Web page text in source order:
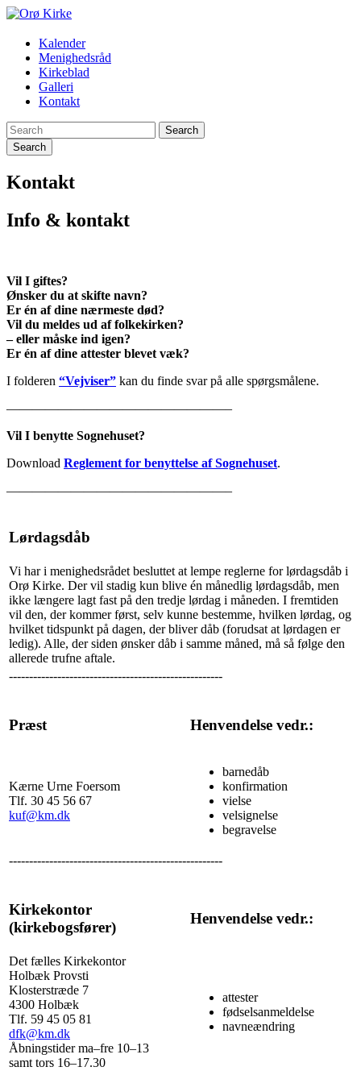
Orø
Kirke
Besøg
Kirke
online:
liste
gudstjenester,
og
Kalender
Menighedsråd
Kirkeblad
Galleri
Kontakt
Search
Kontakt
Info & kontakt
Vil I giftes?
Ønsker du at skifte navn?
Er én af dine nærmeste død?
Vil du meldes ud af folkekirken?
– eller måske ind igen?
Er én af dine attester blevet væk?
I folderen “Vejviser” kan du finde svar på alle spørgsmålene.
—————————————————–
Vil I benytte Sognehuset?
Download Reglement for benyttelse af Sognehuset.
—————————————————–
Lørdagsdåb
Vi har i menighedsrådet besluttet at lempe reglerne for lørdagsdåb i
Orø Kirke. Der vil stadig kun blive én månedlig lørdagsdåb, men
ikke længere lagt fast på den tredje lørdag i måneden. I fremtiden
vil den, der kommer først, selv kunne bestemme, hvilken lørdag, og
hvilket tidspunkt på dagen, der bliver dåb (forudsat at lørdagen er
ledig). Alle, der siden ønsker dåb i samme måned, må så følge den
allerede trufne aftale.
-----------------------------------------------------
Præst Henvendelse vedr.:
Kærne Urne Foersom
Tlf. 30 45 56 67
kuf@km.dk
barnedåb
konfirmation
vielse
velsignelse
begravelse
-----------------------------------------------------
Kirkekontor
(kirkebogsfører)
Henvendelse vedr.:
Det fælles Kirkekontor
Holbæk Provsti
Klosterstræde 7
4300 Holbæk
Tlf. 59 45 05 81
dfk@km.dk
Åbningstider ma–fre 10–13
samt tors 16–17.30
attester
fødselsanmeldelse
navneændring